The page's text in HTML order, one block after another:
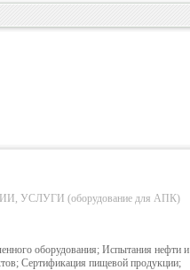
(оборудование для АПК)
оборудования; Испытания нефти и
Сертификация пищевой продукции;